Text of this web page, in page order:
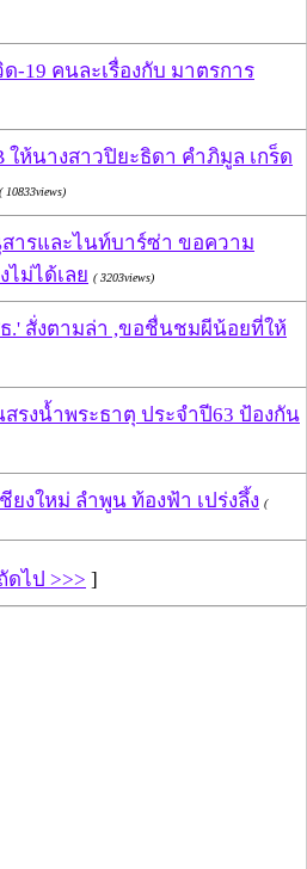
-19 คนละเรื่องกับ มาตรการ
ให้นางสาวปิยะธิดา คำภิมูล เกร็ด
( 10833views)
ารและไนท์บาร์ซ่า ขอความ
ไม่ได้เลย ( 3203views)
.' สั่งตามล่า ,ขอชื่นชมผีน้อยที่ให้
รงน้ำพระธาตุ ประจำปี63 ป้องกัน
ยงใหม่ ลำพูน ท้องฟ้า เปร่งลึ้ง (
ดไป >>> ]